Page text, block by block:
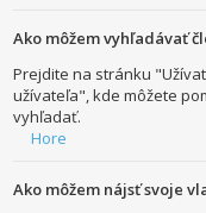
Ako môžem vyhľadávať
Prejdite na stránku
užívateľa", kde môžete
vyhľadať.
Hore
Ako môžem nájsť svoje